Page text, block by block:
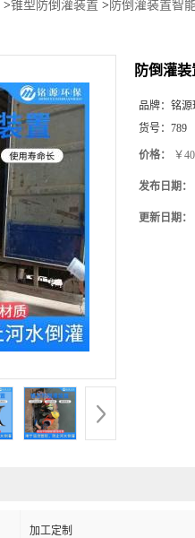
>锥型防倒灌装置 >防倒灌装置智
防倒灌
品牌： 铭源
货号： 789
价格： ￥
发布日期：
更新日期：
加工定制